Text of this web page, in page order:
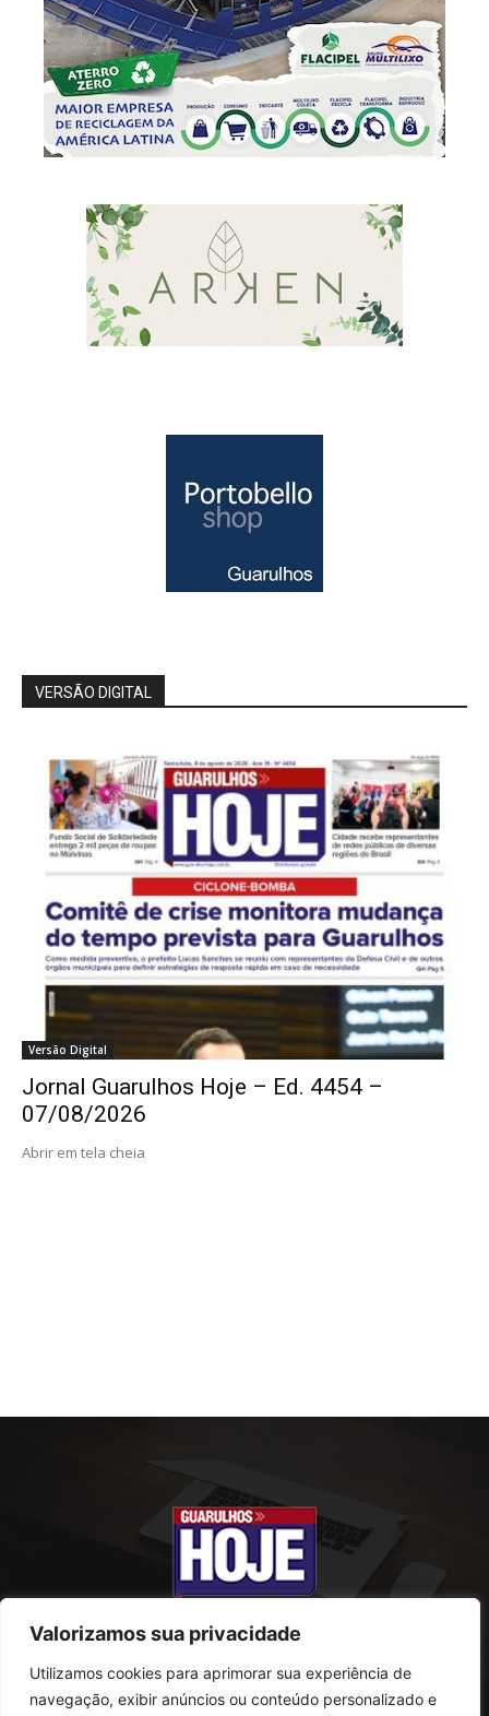
Valorizamos sua privacidade
Utilizamos cookies para aprimorar sua experiência de
navegação, exibir anúncios ou conteúdo personalizado e
VERSÃO DIGITAL
Versão Digital
Jornal Guarulhos Hoje – Ed. 4454 –
07/08/2026
Abrir em tela cheia
SOBRE NÓS